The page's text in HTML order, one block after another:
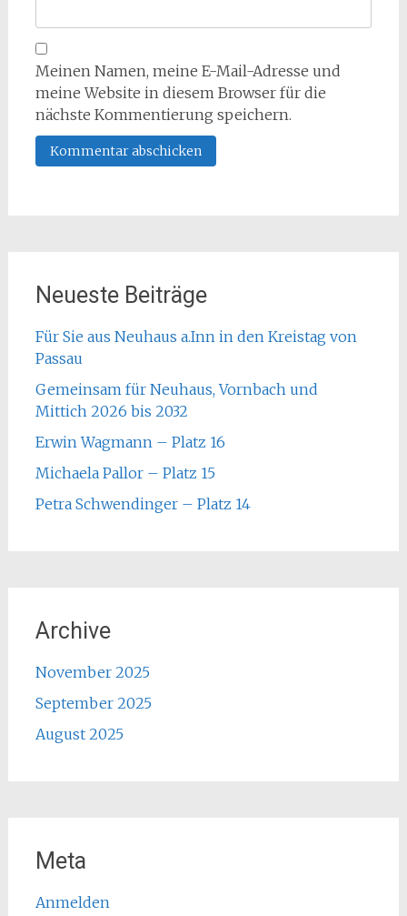
Meinen Namen, meine E-Mail-Adresse und
meine Website in diesem Browser für die
nächste Kommentierung speichern.
Neueste Beiträge
Für Sie aus Neuhaus a.Inn in den Kreistag von
Passau
Gemeinsam für Neuhaus, Vornbach und
Mittich 2026 bis 2032
Erwin Wagmann – Platz 16
Michaela Pallor – Platz 15
Petra Schwendinger – Platz 14
Archive
November 2025
September 2025
August 2025
Meta
Anmelden